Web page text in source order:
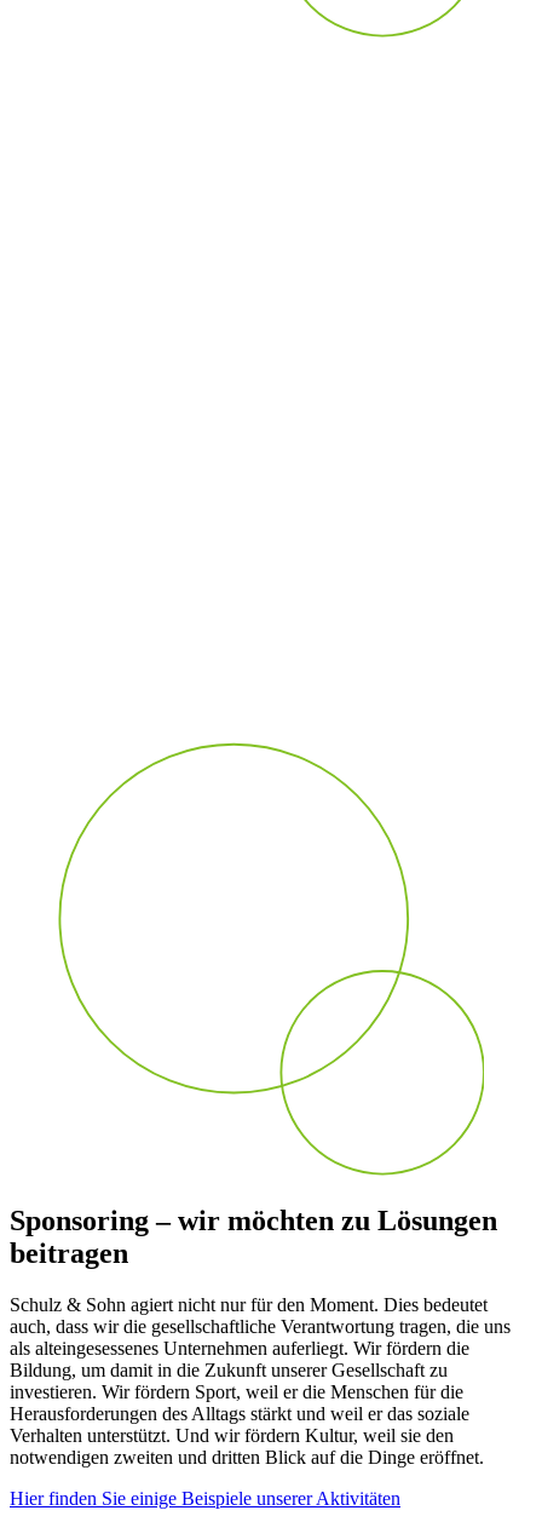
Sponsoring – wir möchten zu Lösungen
beitragen
Schulz & Sohn agiert nicht nur für den Moment. Dies bedeutet
auch, dass wir die gesellschaftliche Verantwortung tragen, die uns
als alteingesessenes Unternehmen auferliegt. Wir fördern die
Bildung, um damit in die Zukunft unserer Gesellschaft zu
investieren. Wir fördern Sport, weil er die Menschen für die
Herausforderungen des Alltags stärkt und weil er das soziale
Verhalten unterstützt. Und wir fördern Kultur, weil sie den
notwendigen zweiten und dritten Blick auf die Dinge eröffnet.
Hier finden Sie einige Beispiele unserer Aktivitäten